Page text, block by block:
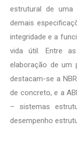
estrutural de uma
demais
integridade e a
vida útil. Entre
elaboração de um
destacam-se a
de concreto, e a
– sistemas
desempenho